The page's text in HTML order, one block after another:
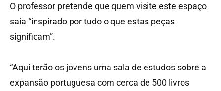
O professor pretende que quem visite este espaço
saia “inspirado por tudo o que estas peças
significam”.
“Aqui terão os jovens uma sala de estudos sobre a
expansão portuguesa com cerca de 500 livros